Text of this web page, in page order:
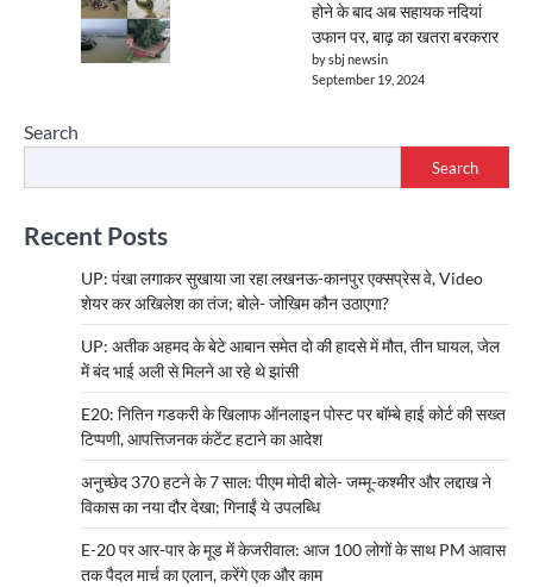
होने के बाद अब सहायक नदियां
उफान पर, बाढ़ का खतरा बरकरार
by sbj newsin
September 19, 2024
Search
Search
Recent Posts
UP: पंखा लगाकर सुखाया जा रहा लखनऊ-कानपुर एक्सप्रेस वे, Video
शेयर कर अखिलेश का तंज; बोले- जोखिम कौन उठाएगा?
UP: अतीक अहमद के बेटे आबान समेत दो की हादसे में मौत, तीन घायल, जेल
में बंद भाई अली से मिलने आ रहे थे झांसी
E20: नितिन गडकरी के खिलाफ ऑनलाइन पोस्ट पर बॉम्बे हाई कोर्ट की सख्त
टिप्पणी, आपत्तिजनक कंटेंट हटाने का आदेश
अनुच्छेद 370 हटने के 7 साल: पीएम मोदी बोले- जम्मू-कश्मीर और लद्दाख ने
विकास का नया दौर देखा; गिनाईं ये उपलब्धि
E-20 पर आर-पार के मूड में केजरीवाल: आज 100 लोगों के साथ PM आवास
तक पैदल मार्च का एलान, करेंगे एक और काम